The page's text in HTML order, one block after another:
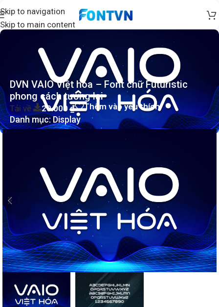
Skip to navigation
Skip to main content
DVN VAIO Việt hóa – Font chữ Futuristic
phong cách tương lai
Tải về 20.000₫ Thêm vào yêu thích
Danh mục:Display